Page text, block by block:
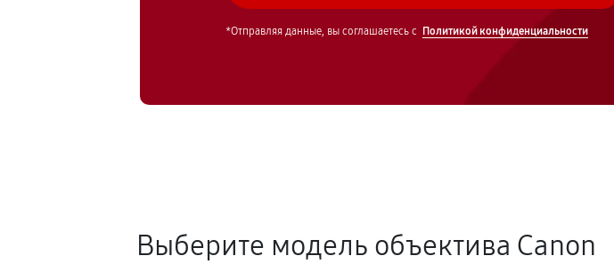
*Отправляя данные, вы соглашаетесь с Политикой конфиденциальности
Выберите модель объектива Canon